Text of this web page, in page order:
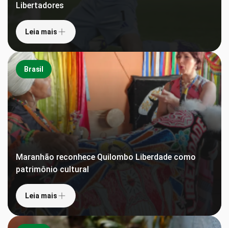
Libertadores
Leia mais
Brasil
Maranhão reconhece Quilombo Liberdade como
patrimônio cultural
Leia mais